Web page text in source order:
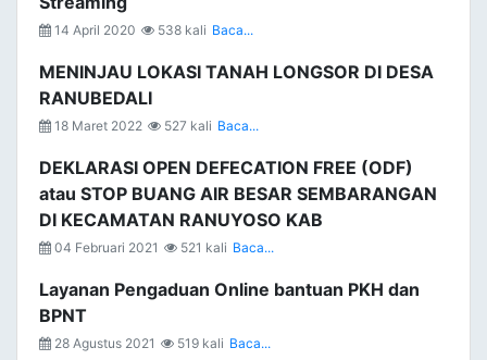
14 April 2020 538 kali Baca...
MENINJAU LOKASI TANAH LONGSOR DI DESA
RANUBEDALI
18 Maret 2022 527 kali Baca...
DEKLARASI OPEN DEFECATION FREE (ODF)
atau STOP BUANG AIR BESAR SEMBARANGAN
DI KECAMATAN RANUYOSO KAB
04 Februari 2021 521 kali Baca...
Layanan Pengaduan Online bantuan PKH dan
BPNT
28 Agustus 2021 519 kali Baca...